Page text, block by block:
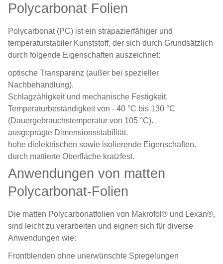
Polycarbonat Folien
Polycarbonat (PC) ist ein strapazierfähiger und
temperaturstabiler Kunststoff, der sich durch Grundsätzlich
durch folgende Eigenschaften auszeichnet:
optische Transparenz (außer bei spezieller
Nachbehandlung).
Schlagzähigkeit und mechanische Festigkeit.
Temperaturbeständigkeit von - 40 °C bis 130 °C
(Dauergebrauchstemperatur von 105 °C).
ausgeprägte Dimensionsstabilität.
hohe dielektrischen sowie isolierende Eigenschaften.
durch mattierte Oberfläche kratzfest.
Anwendungen von matten
Polycarbonat-Folien
Die matten Polycarbonatfolien von Makrofol® und Lexan®,
sind leicht zu verarbeiten und eignen sich für diverse
Anwendungen wie:
Frontblenden ohne unerwünschte Spiegelungen